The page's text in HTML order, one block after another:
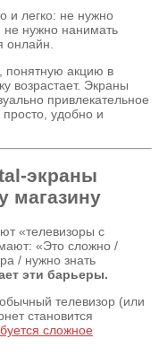
и легко: не нужно
не нужно нанимать
онлайн.
понятную акцию в
возрастает. Экраны
привлекательное
удобно и
экраны
магазину
«телевизоры с
«Это сложно /
/ нужно знать
эти барьеры.
телевизор (или
становится
сложное